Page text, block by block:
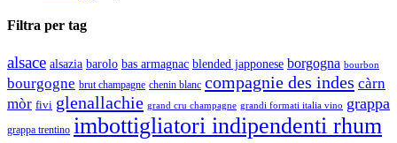
Filtra per tag
alsace alsazia barolo bas armagnac blended japponese borgogna bourbon
bourgogne brut champagne chenin blanc compagnie des indes càrn
mòr fivi glenallachie grand cru champagne grandi formati italia vino grappa
grappa trentino imbottigliatori indipendenti rhum